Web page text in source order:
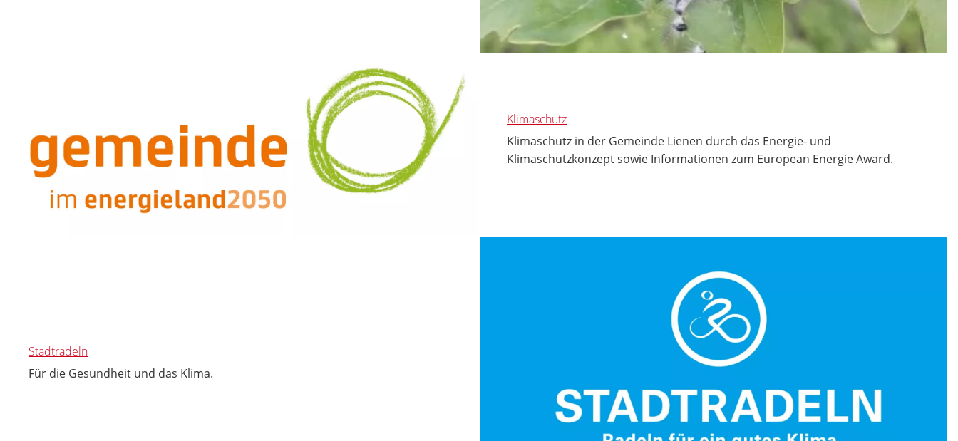
Klimaschutz
Klimaschutz in der Gemeinde Lienen durch das Energie- und
Klimaschutzkonzept sowie Informationen zum European Energie Award.
Stadtradeln
Für die Gesundheit und das Klima.